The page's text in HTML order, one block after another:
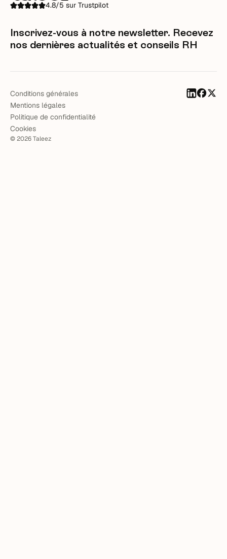
4.8/5 sur Trustpilot
Inscrivez-vous à notre newsletter. Recevez
nos dernières actualités et conseils RH
©2026Taleez
Conditions générales
Mentions légales
Politique de confidentialité
Cookies